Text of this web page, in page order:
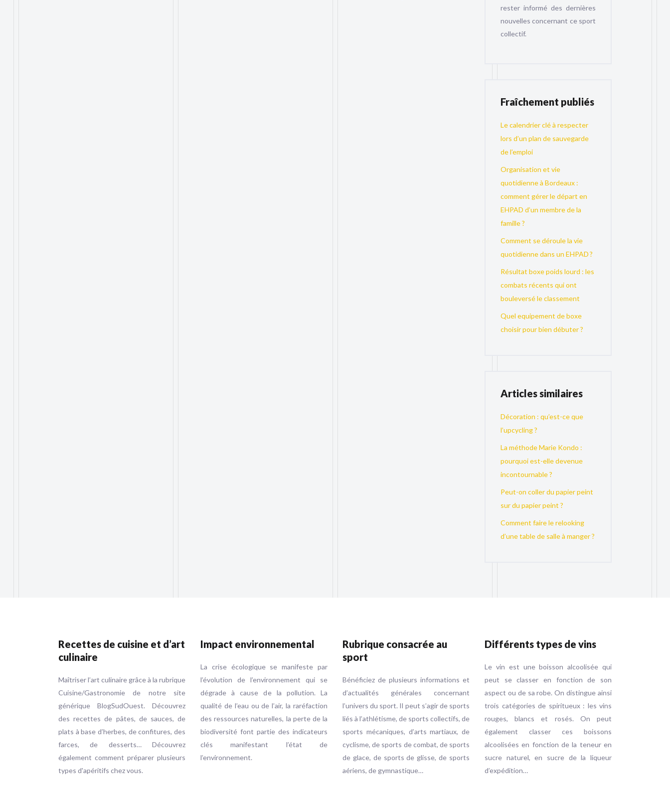
rester informé des dernières
nouvelles concernant ce sport
collectif.
Fraîchement publiés
Le calendrier clé à respecter
lors d’un plan de sauvegarde
de l’emploi
Organisation et vie
quotidienne à Bordeaux :
comment gérer le départ en
EHPAD d’un membre de la
famille ?
Comment se déroule la vie
quotidienne dans un EHPAD ?
Résultat boxe poids lourd : les
combats récents qui ont
bouleversé le classement
Quel equipement de boxe
choisir pour bien débuter ?
Articles similaires
Décoration : qu’est-ce que
l’upcycling ?
La méthode Marie Kondo :
pourquoi est-elle devenue
incontournable ?
Peut-on coller du papier peint
sur du papier peint ?
Comment faire le relooking
d’une table de salle à manger ?
Recettes de cuisine et d’art
culinaire
Maîtriser l’art culinaire grâce à la rubrique
Cuisine/Gastronomie de notre site
générique BlogSudOuest. Découvrez
des recettes de pâtes, de sauces, de
plats à base d’herbes, de confitures, des
farces, de desserts… Découvrez
également comment préparer plusieurs
types d'apéritifs chez vous.
Impact environnemental
La crise écologique se manifeste par
l’évolution de l’environnement qui se
dégrade à cause de la pollution. La
qualité de l’eau ou de l’air, la raréfaction
des ressources naturelles, la perte de la
biodiversité font partie des indicateurs
clés manifestant l’état de
l’environnement.
Rubrique consacrée au
sport
Bénéficiez de plusieurs informations et
d’actualités générales concernant
l’univers du sport. Il peut s’agir de sports
liés à l’athlétisme, de sports collectifs, de
sports mécaniques, d’arts martiaux, de
cyclisme, de sports de combat, de sports
de glace, de sports de glisse, de sports
aériens, de gymnastique…
Différents types de vins
Le vin est une boisson alcoolisée qui
peut se classer en fonction de son
aspect ou de sa robe. On distingue ainsi
trois catégories de spiritueux : les vins
rouges, blancs et rosés. On peut
également classer ces boissons
alcoolisées en fonction de la teneur en
sucre naturel, en sucre de la liqueur
d’expédition…